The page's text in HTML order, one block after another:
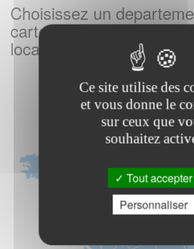
Choisissez un
carte de France pour
location de vacances
Ce site utilise des
et vous donne le
sur ceux que
souhaitez
Tout accepter
Personnaliser